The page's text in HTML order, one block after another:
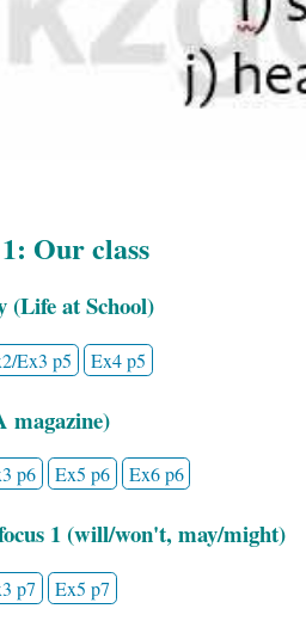
Our class
(Life at School)
Ex3 p5 Ex4 p5
magazine)
p6 Ex5 p6 Ex6 p6
1 (will/won't, may/might)
p7 Ex5 p7